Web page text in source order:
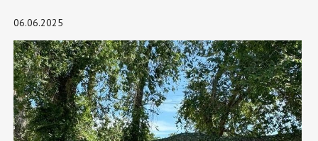
06.06.2025